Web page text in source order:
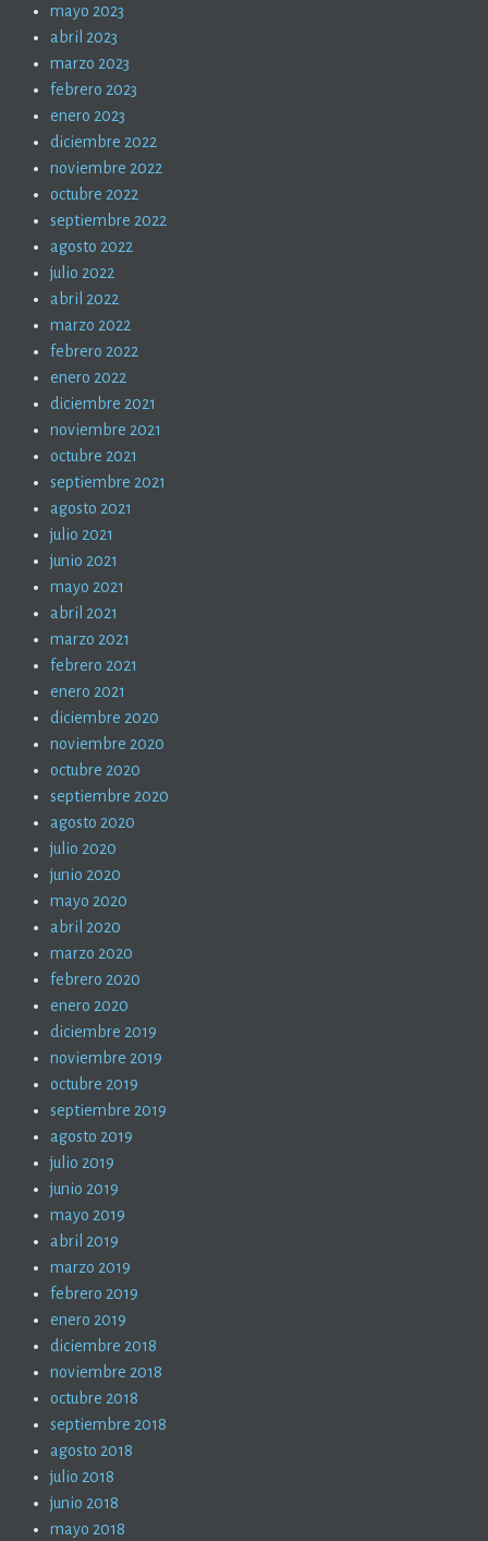
mayo 2023
abril 2023
marzo 2023
febrero 2023
enero 2023
diciembre 2022
noviembre 2022
octubre 2022
septiembre 2022
agosto 2022
julio 2022
abril 2022
marzo 2022
febrero 2022
enero 2022
diciembre 2021
noviembre 2021
octubre 2021
septiembre 2021
agosto 2021
julio 2021
junio 2021
mayo 2021
abril 2021
marzo 2021
febrero 2021
enero 2021
diciembre 2020
noviembre 2020
octubre 2020
septiembre 2020
agosto 2020
julio 2020
junio 2020
mayo 2020
abril 2020
marzo 2020
febrero 2020
enero 2020
diciembre 2019
noviembre 2019
octubre 2019
septiembre 2019
agosto 2019
julio 2019
junio 2019
mayo 2019
abril 2019
marzo 2019
febrero 2019
enero 2019
diciembre 2018
noviembre 2018
octubre 2018
septiembre 2018
agosto 2018
julio 2018
junio 2018
mayo 2018